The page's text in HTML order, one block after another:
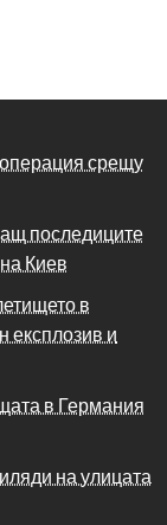
срещу
последиците
Киев
в
експлозив и
в Германия
на улицата